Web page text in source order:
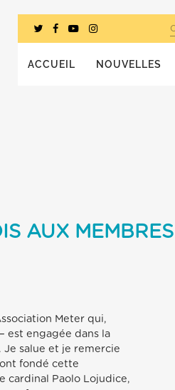
ACCUEIL NOUVELLES
AUX
Meter qui,
est engagée dans la
Je salue et je remercie
fondé cette
cardinal Paolo Lojudice,